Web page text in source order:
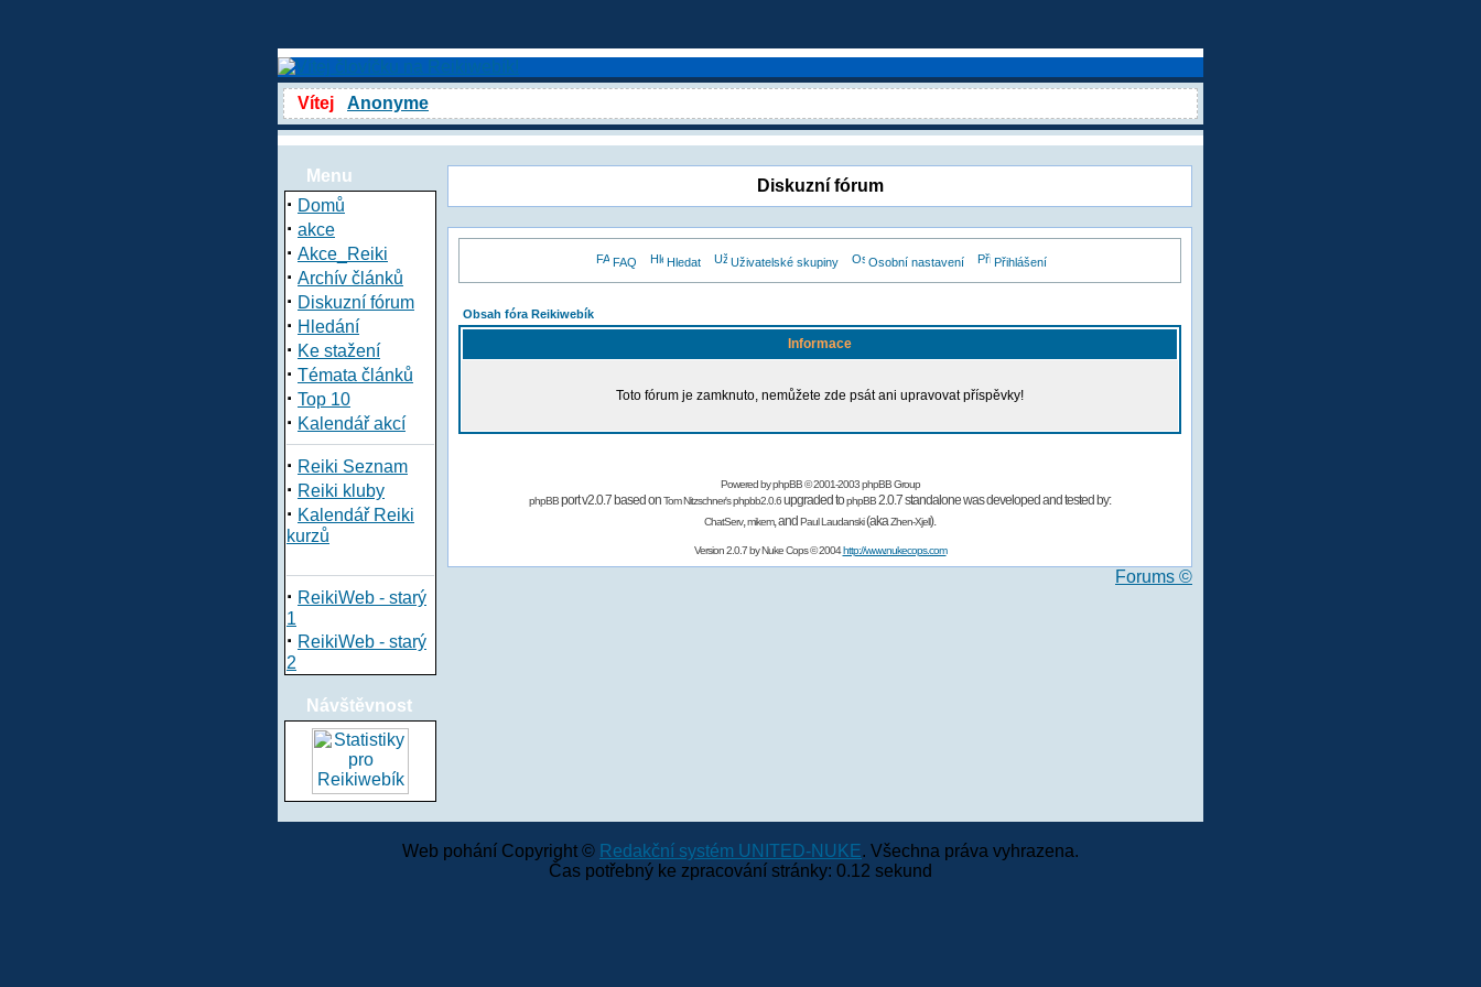
Vítej Anonyme
Menu
· Domů
· akce
· Akce_Reiki
· Archív článků
· Diskuzní fórum
· Hledání
· Ke stažení
· Témata článků
· Top 10
· Kalendář akcí
· Reiki Seznam
· Reiki kluby
· Kalendář Reiki
kurzů
· ReikiWeb - starý
1
· ReikiWeb - starý
2
Návštěvnost
Diskuzní fórum
FAQ Hledat Uživatelské skupiny Osobní nastavení Přihlášení
Obsah fóra Reikiwebík
Informace
Toto fórum je zamknuto, nemůžete zde psát ani upravovat příspěvky!
Powered byphpBB© 2001-2003 phpBB Group
phpBBport v2.0.7 based onTom Nitzschner'sphpbb2.0.6upgraded tophpBB2.0.7 standalone was developed and tested by:
ChatServ,mikem,and Paul Laudanski(akaZhen-Xjell).
Version 2.0.7 byNuke Cops© 2004http://www.nukecops.com
Forums ©
Web pohání Copyright © Redakční systém UNITED-NUKE. Všechna práva vyhrazena.
Čas potřebný ke zpracování stránky: 0.12 sekund